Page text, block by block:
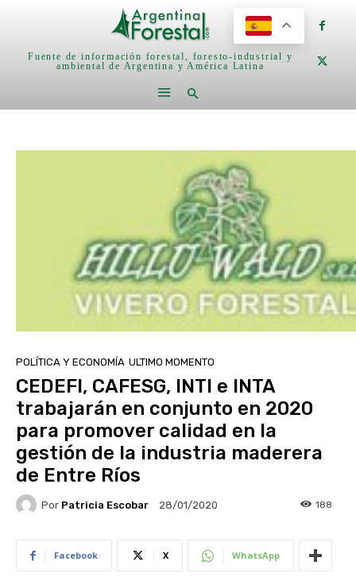
Fuente de información forestal, foresto-industrial y
ambiental de Argentina y América Latina
POLÍTICA Y ECONOMÍA ULTIMO MOMENTO
CEDEFI, CAFESG, INTI e INTA
trabajarán en conjunto en 2020
para promover calidad en la
gestión de la industria maderera
de Entre Ríos
Por Patricia Escobar 28/01/2020 188
Facebook X WhatsApp